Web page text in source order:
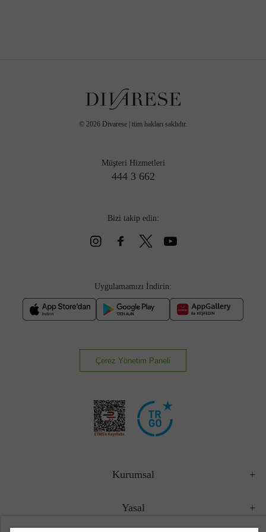
© 2026 Divarese | tüm hakları saklıdır.
Müşteri Hizmetleri
444 3 662
Bizi takip edin:
Uygulamamızı İndirin:
Çerez Yönetim Paneli
Kurumsal
Yasal